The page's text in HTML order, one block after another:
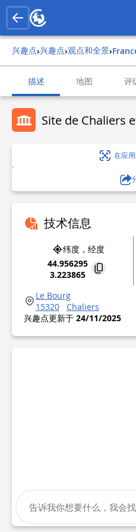
兴趣点› 兴趣点› 观点和全景›
描述 地图 评
Site de Chaliers
在应
技术信息
纬度，经度
44.956295
3.223865
Le Bourg
15320
Chaliers
兴趣点更新于 24/11/2025
告诉我你想要什么，我会